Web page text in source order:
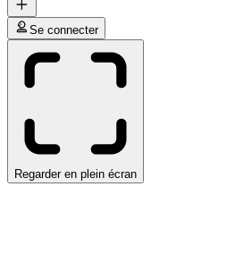
Se connecter
Regarder en plein écran